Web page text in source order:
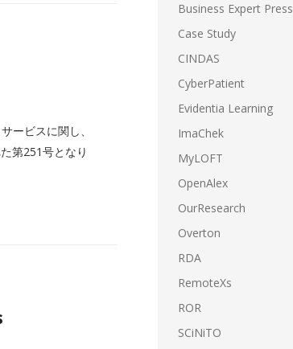
ービスに関し、
第251号となり
Business Expert Press
Case Study
CINDAS
CyberPatient
Evidentia Learning
ImaChek
MyLOFT
OpenAlex
OurResearch
Overton
RDA
RemoteXs
ROR
SCiNiTO